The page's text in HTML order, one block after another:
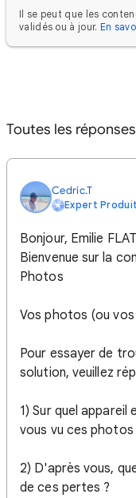
Il se peut que les
validés ou à jour. En
Toutes les réponses
Cedric.T
Expert
Bonjour, Emilie
Bienvenue sur la
Photos
Vos photos (ou
Pour essayer de
solution, veuillez
1) Sur quel
vous vu ces
2) D'après vous,
de ces pertes ?